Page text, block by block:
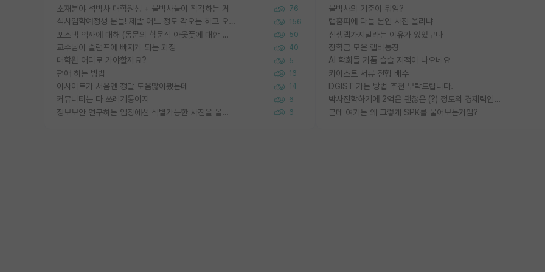
소재분야 석박사 대학원생 + 물박사들이 착각하는 거 76
석사입학예정생 분들! 제발 어느 정도 각오는 하고 오세요. 156
포스텍 억까에 대해 (동문의 학문적 아웃풋에 대한 반박) 50
교수님이 슬럼프에 빠지게 되는 과정 40
대학원 어디로 가야할까요? 5
편애 하는 방법 16
이사이트가 처음엔 정말 도움많이됐는데 14
커뮤니티는 다 쓰레기통이지 6
정보보안 연구하는 입장에선 식별가능한 사진을 올리는건 비추이긴함 6
물박사의 기준이 뭐임?
랩홈피에 다들 본인 사진 올리냐
신생랩가지말라는 이유가 있었구나
장학금 모은 랩비통장
AI 학회들 거품 슬슬 지적이 나오네요
카이스트 서류 전형 배수
DGIST 가는 방법 추천 부탁드립니다.
박사진학하기에 2억은 괜찮은 (?) 정도의 경제력인가요
근데 여기는 왜 그렇게 SPK를 물어보는거임?